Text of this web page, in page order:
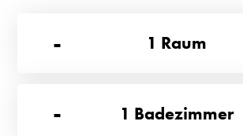
-
1 Raum
- 1 Badezimmer